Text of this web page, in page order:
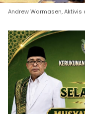
Andrew Warmasen,